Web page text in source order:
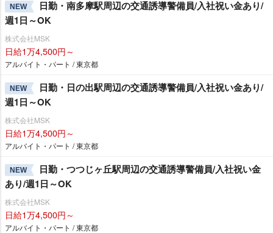
NEW
日勤・南多摩駅周辺の交通誘導警備員/入社祝い金あり/
週1日～OK
株式会社MSK
日給1万4,500円～
アルバイト・パート / 東京都
NEW
日勤・日の出駅周辺の交通誘導警備員/入社祝い金あり/
週1日～OK
株式会社MSK
日給1万4,500円～
アルバイト・パート / 東京都
NEW
日勤・つつじヶ丘駅周辺の交通誘導警備員/入社祝い金
あり/週1日～OK
株式会社MSK
日給1万4,500円～
アルバイト・パート / 東京都